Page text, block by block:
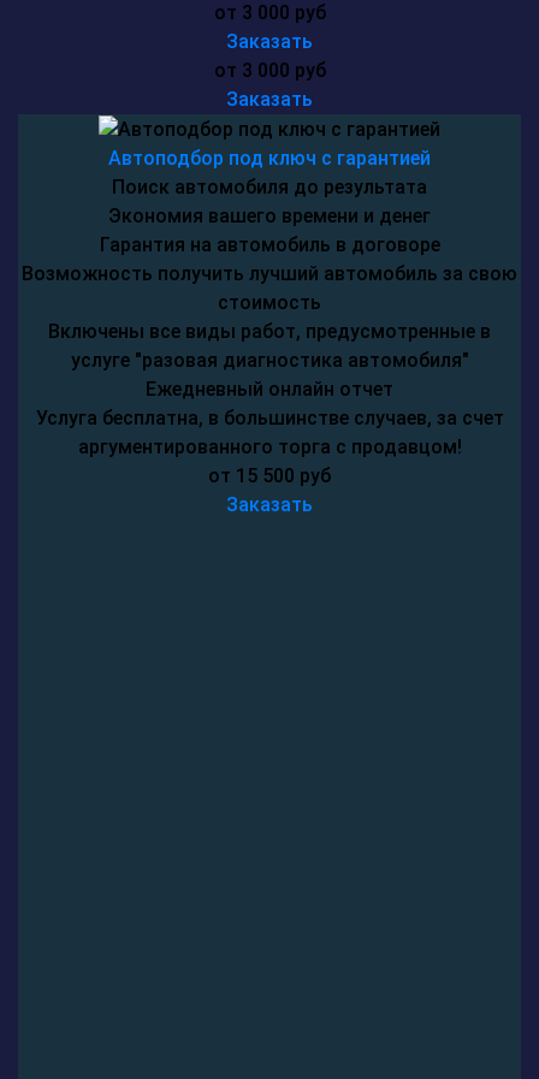
от 3 000 руб
Заказать
от 3 000 руб
Заказать
Автоподбор под ключ с гарантией
Поиск автомобиля до результата
Экономия вашего времени и денег
Гарантия на автомобиль в договоре
Возможность получить лучший автомобиль за свою
стоимость
Включены все виды работ, предусмотренные в
услуге "разовая диагностика автомобиля"
Ежедневный онлайн отчет
Услуга бесплатна, в большинстве случаев, за счет
аргументированного торга с продавцом!
от 15 500 руб
Заказать